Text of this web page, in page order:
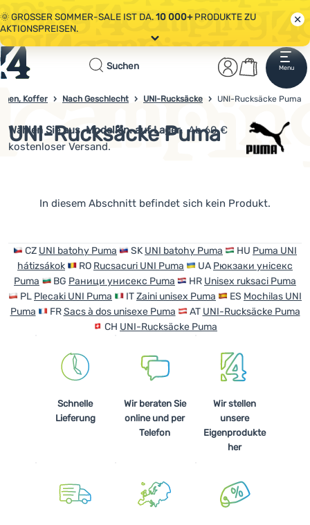
🌞 GROSSER SOMMER-SALE IST DA.10 000+PRODUKTE ZU
AKTIONSPREISEN.
🤫 - 10 % AUF AUSGEWÄHLTE CAMPING- & WANDERAUSRÜSTUNG.
CODE OUT10
Alle Aktionen
Suchen
Anmelden
Warenkorb
Menu
Startseite
Bekleidung
Zelte
Ausrüstung
Ultraleichte
4campingshop.de
Koffer Nach Geschlecht UNI-Rucksäcke UNI-Rucksäcke Puma
UNI-Rucksäcke Puma
Wählen Sie aus Modellen. auf Lager. Ab 60 €
kostenloser Versand.
Produkte
In diesem Abschnitt befindet sich kein Produkt.
CZ UNI batohy Puma SK UNI batohy Puma HU Puma UNI
hátizsákok
RO Rucsacuri UNI Puma UA Рюкзаки унісекс
Puma
BG Раници унисекс Puma HR Unisex ruksaci Puma
PL Plecaki UNI Puma ITZaini unisex Puma ES Mochilas UNI
Puma
FRSacs à dos unisexe Puma AT UNI-Rucksäcke Puma
CH UNI-Rucksäcke Puma
Schnelle
Lieferung
Wir beraten Sie
online und per
Telefon
Wir stellen
unsere
Eigenprodukte
her